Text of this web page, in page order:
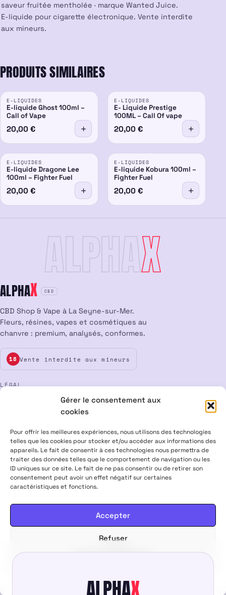
Gérer le consentement aux
cookies
Pour offrir les meilleures expériences, nous utilisons des technologies
telles que les cookies pour stocker et/ou accéder aux informations des
appareils. Le fait de consentir à ces technologies nous permettra de
traiter des données telles que le comportement de navigation ou les
ID uniques sur ce site. Le fait de ne pas consentir ou de retirer son
consentement peut avoir un effet négatif sur certaines
caractéristiques et fonctions.
Accepter
Refuser
Politique de cookies Politique de confidentialité
saveur fruitée mentholée · marque Wanted Juice.
E-liquide pour cigarette électronique. Vente interdite
aux mineurs.
PRODUITS SIMILAIRES
E-LIQUIDES
E-liquide Ghost 100ml –
Call of Vape
20,00 €
E-LIQUIDES
E- Liquide Prestige
100ML – Call Of vape
20,00 €
E-LIQUIDES
E-liquide Dragone Lee
100ml – Fighter Fuel
20,00 €
E-LIQUIDES
E-liquide Kobura 100ml –
Fighter Fuel
20,00 €
ALPHAX
ALPHAX CBD
CBD Shop & Vape à La Seyne-sur-Mer.
Fleurs, résines, vapes et cosmétiques au
chanvre : premium, analysés, conformes.
18 Vente interdite aux mineurs
LÉGAL
CGV Confidentialité
Cookies
ALPHA X CBD Shop © 2026 · Tous droits réservés
Visa
Mastercard CB
PRODUITS CONTENANT MOINS DE 0,3 % DE THC, CONFORMES À LA
INTERDITS AUX FEMMES ENCEINTES & ALLAITANTES · NE PAS
CONDUIRE APRÈS USAGE · VENTE INTERDITE AUX MINEURS